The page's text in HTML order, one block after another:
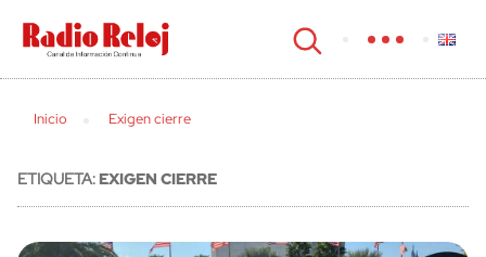
cerrar
Inicio Exigen cierre
ETIQUETA:EXIGEN CIERRE